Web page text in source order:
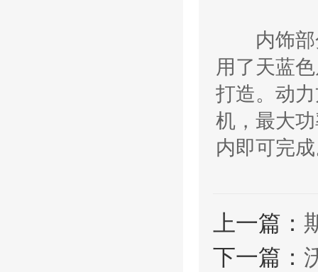
内饰部
用了天蓝
打造。动
机，最大
内即可完
上一篇：
下一篇：